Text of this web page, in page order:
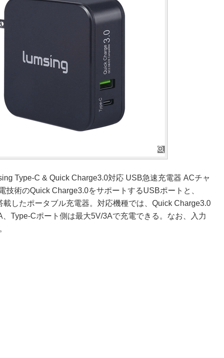
Type-C & Quick Charge3.0対応 USB急速充電器 ACチャ
技術のQuick Charge3.0をサポートするUSBポートと、
載したポータブル充電器。対応機種では、Quick Charge3.0
Type-Cポート側は最大5V/3Aで充電できる。なお、入力